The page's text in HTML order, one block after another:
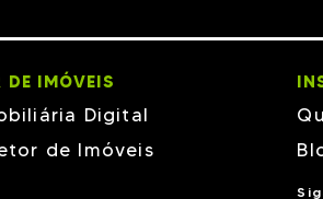
DE IMÓVEIS
Digital
de Imóveis